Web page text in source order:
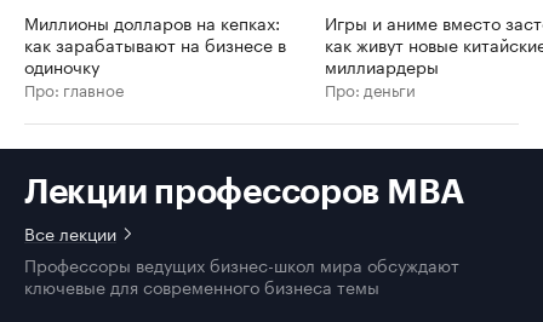
Миллионы долларов на кепках:
как зарабатывают на бизнесе в
одиночку
Про: главное
Игры и аниме вместо
как живут новые
миллиардеры
Про: деньги
Лекции профессоров MBA
Все лекции
Профессоры ведущих бизнес-школ мира обсуждают
ключевые для современного бизнеса темы